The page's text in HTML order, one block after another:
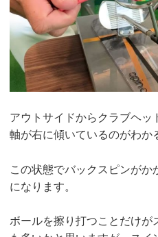
アウトサイドからクラブヘ
軸が右に傾いているのがわか
この状態でバックスピンが
になります。
ボールを擦り打つことだけが